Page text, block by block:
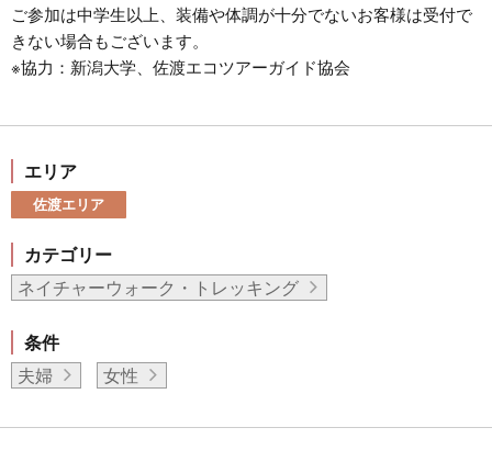
ご参加は中学生以上、装備や体調が十分でないお客様は受付で
きない場合もございます。
※協力：新潟大学、佐渡エコツアーガイド協会
エリア
佐渡エリア
カテゴリー
ネイチャーウォーク・トレッキング
条件
夫婦
女性